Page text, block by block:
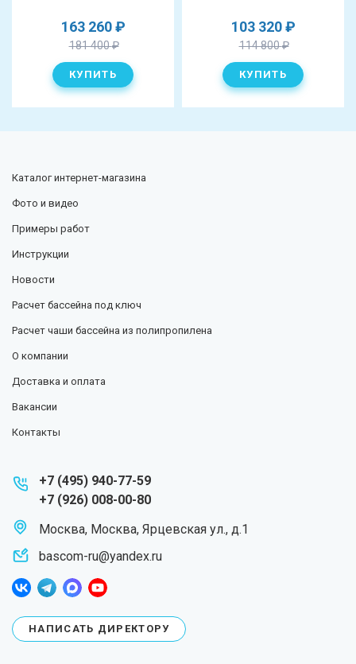
163 260₽
181 400₽
103 320₽
114 800₽
Каталогинтернет-магазина
Фото и видео
Примеры работ
Инструкции
Новости
Расчет бассейна под ключ
Расчет чаши бассейна из полипропилена
О компании
Доставка и оплата
Вакансии
Контакты
+7 (495) 940-77-59
+7 (926) 008-00-80
Москва, Москва, Ярцевская ул., д.1
bascom-ru@yandex.ru
НАПИСАТЬ ДИРЕКТОРУ